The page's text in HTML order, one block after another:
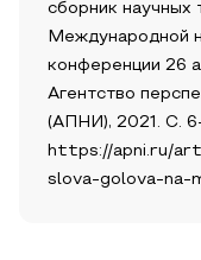
сборник научных
Международной
конференции 26
Агентство
(АПНИ), 2021. С. 6-
https://apni.ru/
slova-golova-na-